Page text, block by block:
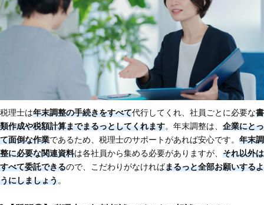
税理士は年末調整の手続きをすべて代行してくれ、社員ごとに必要な書
類作成や税額計算までまるっとしてくれます。年末調整は、 企業にとっ
て面倒な作業であるため、税理士のサポートがあれば安心です。 年末調
整に必要な関連資料は各社員から集める必要がありますが、 それ以外は
すべて委託できるので、こだわりがなければまるっと全部お願いするよ
うにしましょう。